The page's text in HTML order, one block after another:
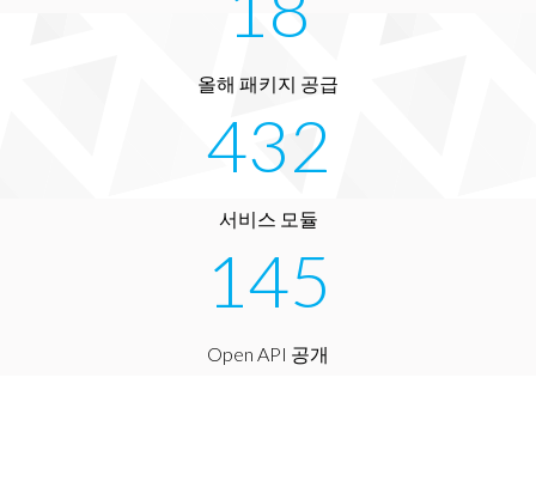
올해 패키지 공급
432
서비스 모듈
145
Open API 공개